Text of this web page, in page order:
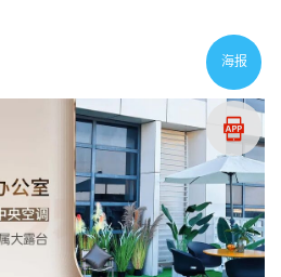
海报